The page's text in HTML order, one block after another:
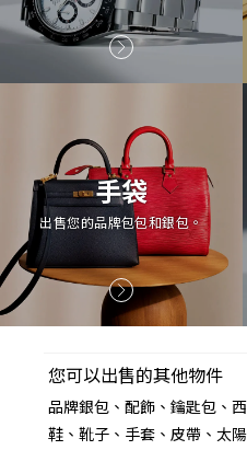
手袋
出售您的品牌包包和銀包。
您可以出售的其他物件
品牌銀包、配飾、鑰匙包、
鞋、靴子、手套、皮帶、太